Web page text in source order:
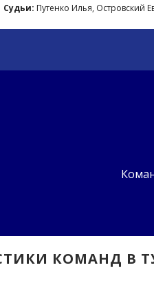
Судьи: Путенко Илья, Островский
КОМАНД В